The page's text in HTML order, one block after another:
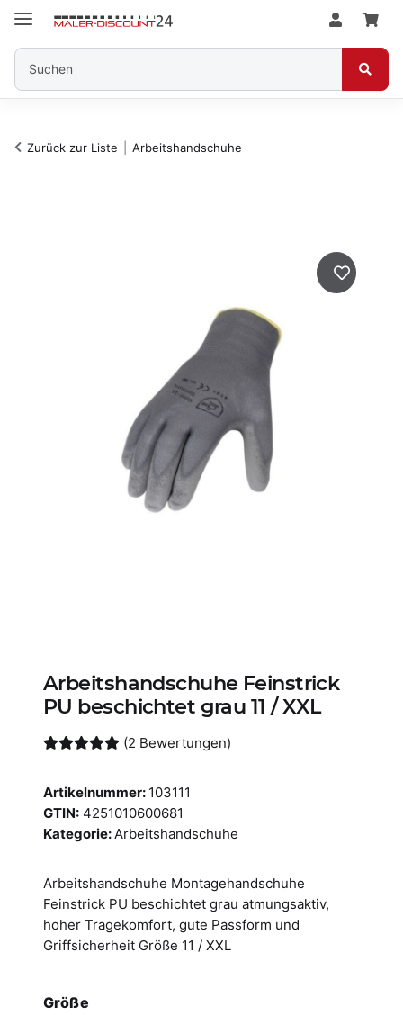
Zurück zur Liste Arbeitshandschuhe
Arbeitshandschuhe Feinstrick
PU beschichtet grau 11 / XXL
(2 Bewertungen)
Artikelnummer: 103111
GTIN: 4251010600681
Kategorie: Arbeitshandschuhe
Arbeitshandschuhe Montagehandschuhe
Feinstrick PU beschichtet grau atmungsaktiv,
hoher Tragekomfort, gute Passform und
Griffsicherheit Größe 11 / XXL
Größe